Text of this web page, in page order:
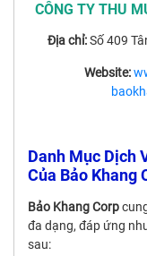
CÔNG TY THU
Địa chỉ:Số 409
Website:
Danh Mục Dịch
Của Bảo Khang
Bảo Khang Corp
đa dạng, đáp ứng
sau: